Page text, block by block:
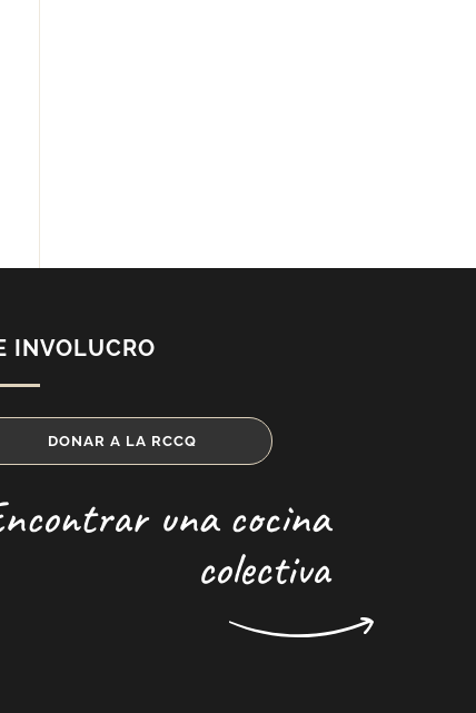
INVOLUCRO
DONAR A LA RCCQ
una cocina
colectiva